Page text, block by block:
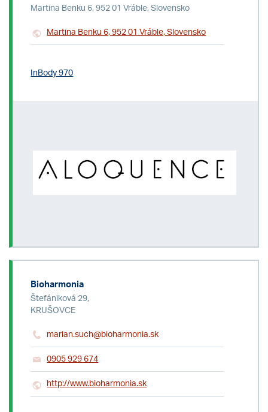
Martina Benku 6, 952 01 Vráble, Slovensko
Martina Benku 6, 952 01 Vráble, Slovensko
InBody 970
Bioharmonia
Štefániková 29,
KRUŠOVCE
marian.such@bioharmonia.sk
0905 929 674
http://www.bioharmonia.sk